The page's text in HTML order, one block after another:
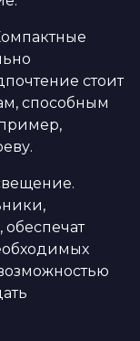
стоит
способным